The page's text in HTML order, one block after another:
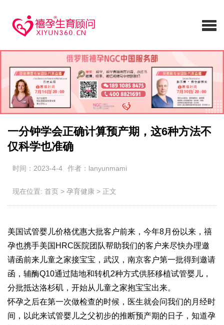
一分钟学会正确计算预产期，这6种方法不
仅科学也准确
时间：2023-4-4 作者：lanyunmami
现在位置: 首页 > 孕育健康 > 正文
美国试管婴儿价格优惠大批客户前来，今年8月份以来，禧
孕也携手美国HRC医院团队帮助我们的客户来尽快办理邀
请函前来儿童之家接宝宝，武汉，南京客户第一批得到邀请
函， 辅酶Q10通过陆地和转机2种方式供胚移植试管婴儿 ，
分批抵达洛杉矶，开始从儿童之家抱宝宝出来。
怀孕之后在第一次做检查的时候，医生就会问我们的月经时
间，以此来试管婴儿之父初步的推断预产期的日子，知道孕